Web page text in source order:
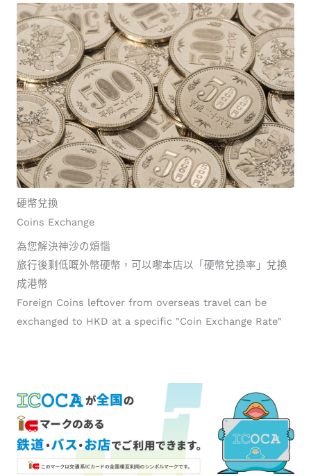
硬幣兌換
Coins Exchange
為您解決神沙の煩惱
旅行後剩低嘅外幣硬幣，可以嚟本店以「硬幣兌換率」兌換
成港幣
Foreign Coins leftover from overseas travel can be
exchanged to HKD at a specific "Coin Exchange Rate"